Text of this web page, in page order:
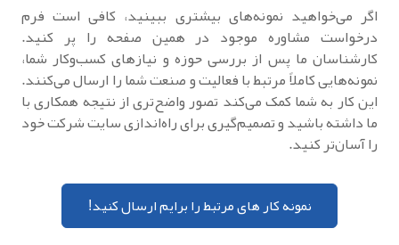
اگر می‌خواهید نمونه‌های بیشتری ببینید، کافی است فرم
درخواست مشاوره موجود در همین صفحه را پر کنید.
کارشناسان ما پس از بررسی حوزه و نیازهای کسب‌وکار شما،
نمونه‌هایی کاملاً مرتبط با فعالیت و صنعت شما را ارسال می‌کنند.
این کار به شما کمک می‌کند تصور واضح‌تری از نتیجه همکاری با
ما داشته باشید و تصمیم‌گیری برای راه‌اندازی سایت شرکت خود
را آسان‌تر کنید.
نمونه کار های مرتبط را برایم ارسال کنید!